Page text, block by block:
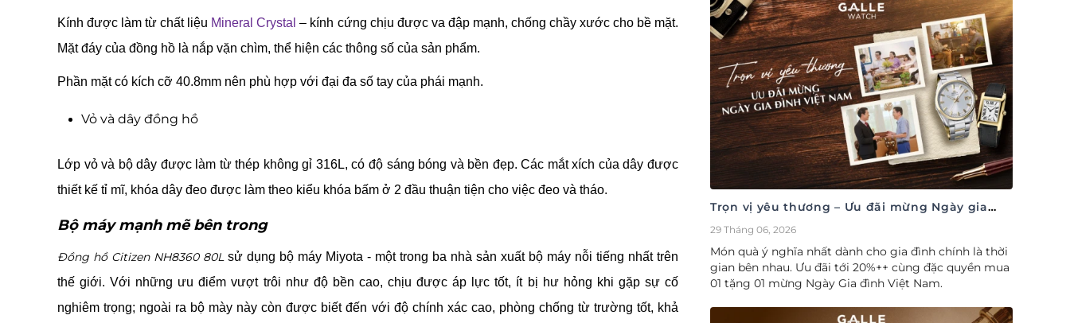
Kính được làm từ chất liệu Mineral Crystal – kính cứng chịu được va đập mạnh, chống chầy xước cho bề mặt.
Mặt đáy của đồng hồ là nắp vặn chìm, thể hiện các thông số của sản phẩm.
Phần mặt có kích cỡ 40.8mm nên phù hợp với đại đa số tay của phái mạnh.
Vỏ và dây đồng hồ
Lớp vỏ và bộ dây được làm từ thép không gỉ 316L, có độ sáng bóng và bền đẹp. Các mắt xích của dây được
thiết kế tỉ mĩ, khóa dây đeo được làm theo kiểu khóa bấm ở 2 đầu thuận tiện cho việc đeo và tháo.
Bộ máy mạnh mẽ bên trong
Đồng hồ Citizen NH8360 80Lsử dụng bộ máy Miyota - một trong ba nhà sản xuất bộ máy nỗi tiếng nhất trên
thế giới. Với những ưu điểm vượt trôi như độ bền cao, chịu được áp lực tốt, ít bị hư hỏng khi gặp sự cố
nghiêm trọng; ngoài ra bộ mày này còn được biết đến với độ chính xác cao, phòng chống từ trường tốt, khả
Trọn vị yêu thương – Ưu đãi mừng Ngày gia
đình Việt Nam 28/06
29 Tháng 06, 2026
Món quà ý nghĩa nhất dành cho gia đình chính là thời
gian bên nhau. Ưu đãi tới 20%++ cùng đặc quyền mua
01 tặng 01 mừng Ngày Gia đình Việt Nam.